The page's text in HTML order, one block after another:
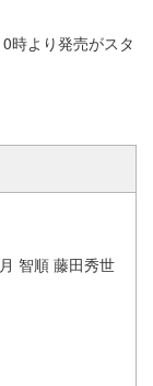
時より発売がスタ
智順 藤田秀世